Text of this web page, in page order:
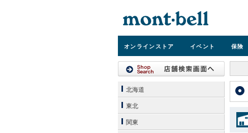
オンラインストア イベント 保険
北海道
東北
関東